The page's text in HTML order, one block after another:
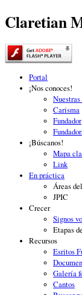
Claretian
Portal
¡Nos conoces!
Carisma
Fundador
¡Búscanos!
Mapa
Link
En práctica
Áreas
JPIC
Crecer
Signos
Etapas
Recursos
Esritos
Galería
Cantos